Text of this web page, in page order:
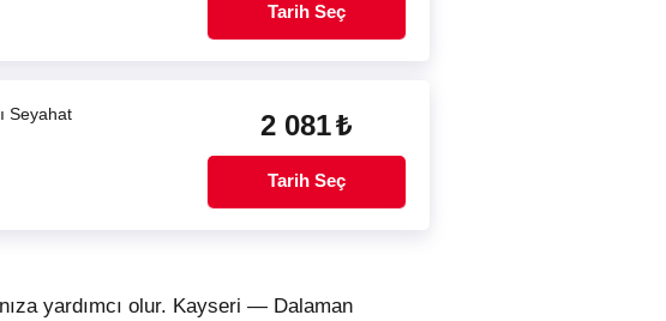
Tarih Seç
Seyahat 2 081₺
Tarih Seç
yardımcı olur. Kayseri — Dalaman